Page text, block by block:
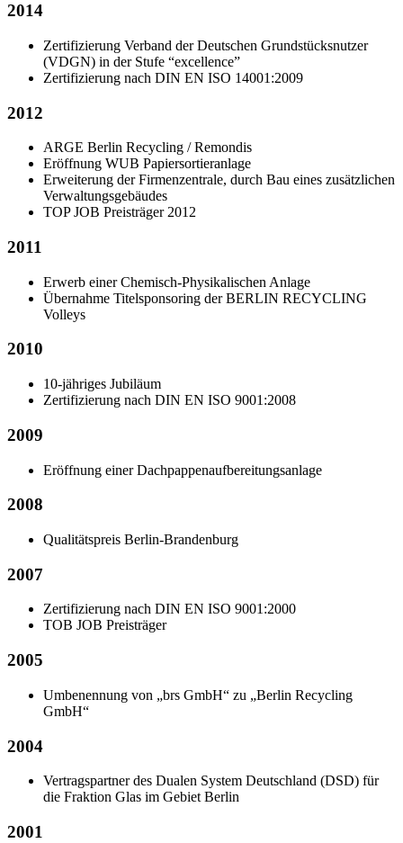
2014
Zertifizierung Verband der Deutschen Grundstücksnutzer
(VDGN) in der Stufe “excellence”
Zertifizierung nach DIN EN ISO 14001:2009
2012
ARGE Berlin Recycling / Remondis
Eröffnung WUB Papiersortieranlage
Erweiterung der Firmenzentrale, durch Bau eines zusätzlichen
Verwaltungsgebäudes
TOP JOB Preisträger 2012
2011
Erwerb einer Chemisch-Physikalischen Anlage
Übernahme Titelsponsoring der BERLIN RECYCLING
Volleys
2010
10-jähriges Jubiläum
Zertifizierung nach DIN EN ISO 9001:2008
2009
Eröffnung einer Dachpappenaufbereitungsanlage
2008
Qualitätspreis Berlin-Brandenburg
2007
Zertifizierung nach DIN EN ISO 9001:2000
TOB JOB Preisträger
2005
Umbenennung von „brs GmbH“ zu „Berlin Recycling
GmbH“
2004
Vertragspartner des Dualen System Deutschland (DSD) für
die Fraktion Glas im Gebiet Berlin
2001